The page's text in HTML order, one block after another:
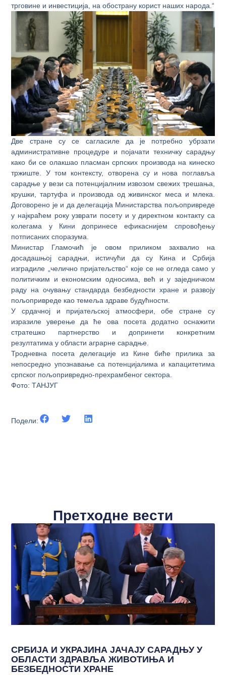
трговине и инвестиција, на обострану корист наших народа.“
Две стране су се сагласиле да је потребно убрзати
административне процедуре и појачати техничку сарадњу
како би се олакшао пласман српских производа на кинеско
тржиште. У том контексту, отворена су и нова поглавља
сарадње у вези са потенцијалним извозом свежих трешања,
крушки, тартуфа и производа од живинског меса и млека.
Договорено је и да делегација Министарства пољопривреде
у најкраћем року узврати посету и у директном контакту са
колегама у Кини допринесе ефикаснијем спровођењу
потписаних споразума.
Министар Гламочић је овом приликом захвалио на
досадашњој сарадњи, истичући да су Кина и Србија
изградиле „челично пријатељство“ које се не огледа само у
политичким и економским односима, већ и у заједничком
раду на очувању стандарда безбедности хране и развоју
пољопривреде као темеља здраве будућности.
У срдачној и пријатељској атмосфери, обе стране су
изразиле уверење да ће ова посета додатно оснажити
стратешко партнерство и допринети конкретним
резултатима у области аграрне сарадње.
Тродневна посета делегације из Кине биће прилика за
непосредно упознавање са потенцијалима и капацитетима
српског пољопривредно-прехрамбеног сектора.
Фото: ТАНЈУГ
Подели:
Претходне вести
СРБИЈА И УКРАЈИНА ЈАЧАЈУ САРАДЊУ У
ОБЛАСТИ ЗДРАВЉА ЖИВОТИЊА И
БЕЗБЕДНОСТИ ХРАНЕ